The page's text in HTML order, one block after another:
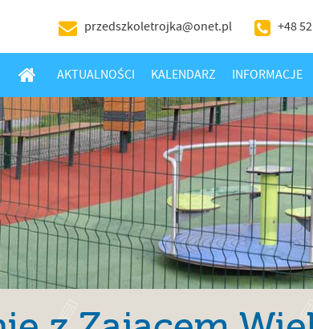
HOME AKTUALNOŚCI KALENDARZ INFORMACJE
przedszkoletrojka@onet.pl +48